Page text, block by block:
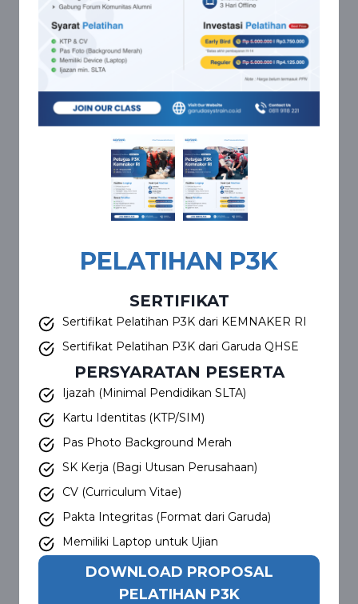
PELATIHAN P3K
SERTIFIKAT
Sertifikat Pelatihan P3K dari KEMNAKER RI
Sertifikat Pelatihan P3K dari Garuda QHSE
PERSYARATAN PESERTA
Ijazah (Minimal Pendidikan SLTA)
Kartu Identitas (KTP/SIM)
Pas Photo Background Merah
SK Kerja (Bagi Utusan Perusahaan)
CV (Curriculum Vitae)
Pakta Integritas (Format dari Garuda)
Memiliki Laptop untuk Ujian
DOWNLOAD PROPOSAL
PELATIHAN P3K